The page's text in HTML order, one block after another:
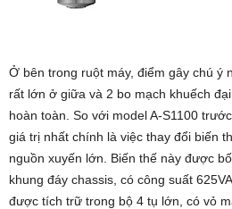
Ở bên trong ruột máy, điểm gây chú ý
rất lớn ở giữa và 2 bo mạch khuếch
hoàn toàn. So với model A-S1100
giá trị nhất chính là việc thay đổi biến
nguồn xuyến lớn. Biến thế này được
khung đáy chassis, có công suất
được tích trữ trong bộ 4 tụ lớn, có vỏ